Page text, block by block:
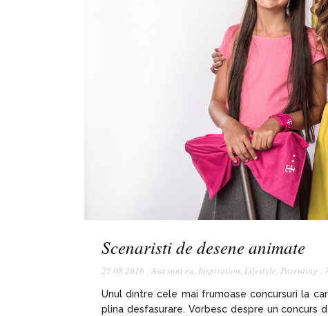
Scenaristi de desene animate
25.08.2016 , Asa sunt eu, Inspiration, Lifestyle, Parenting ,
Unul dintre cele mai frumoase concursuri la
plina desfasurare. Vorbesc despre un concurs